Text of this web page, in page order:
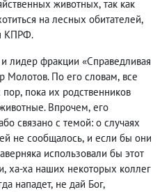
животных, так как
на лесных обитателей,
КПРФ.
лидер фракции «Справедливая
Молотов. По его словам, все
пор, пока их родственников
Впрочем, его
связано с темой: о случаях
не сообщалось, и если бы они
использовали бы этот
, ха-ха наших некоторых коллег
нападет, не дай Бог,